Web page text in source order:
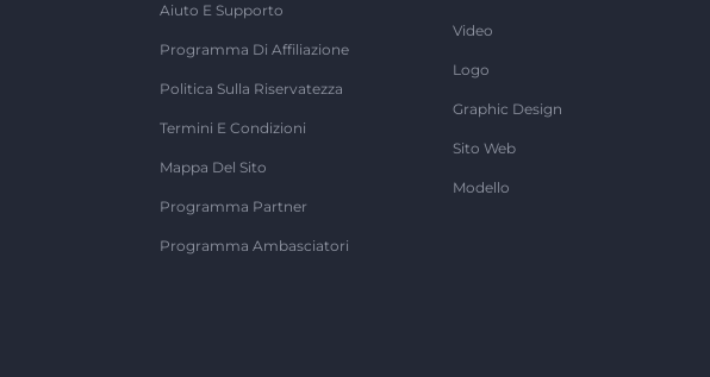
Aiuto E Supporto
Programma Di Affiliazione
Politica Sulla Riservatezza
Termini E Condizioni
Mappa Del Sito
Programma Partner
Programma Ambasciatori
Video
Logo
Graphic Design
Sito Web
Modello